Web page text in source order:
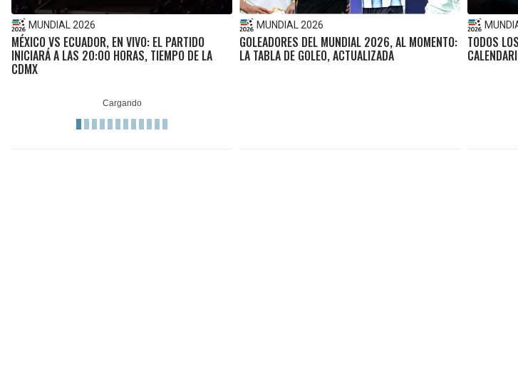
MUNDIAL 2026
MÉXICO VS ECUADOR, EN VIVO: EL PARTIDO
INICIARÁ A LAS 20:00 HORAS, TIEMPO DE LA
CDMX
MUNDIAL 2026
GOLEADORES DEL MUNDIAL 2026, AL MOMENTO:
LA TABLA DE GOLEO, ACTUALIZADA
TODOS